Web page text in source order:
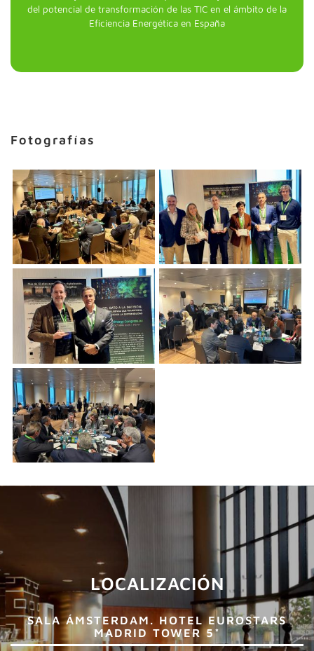
del potencial de transformación de las TIC en el ámbito de la
Eficiencia Energética en España
Fotografías
LOCALIZACIÓN
SALA ÁMSTERDAM. HOTEL EUROSTARS
MADRID TOWER 5*